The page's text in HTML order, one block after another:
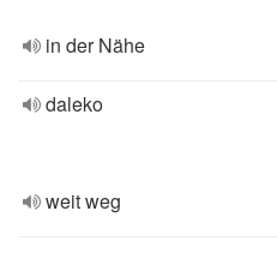
in der Nähe
daleko
weit weg